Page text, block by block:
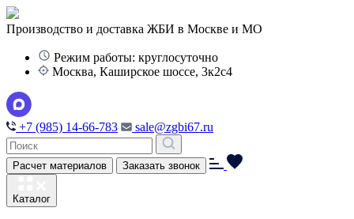
Производство и доставка ЖБИ в Москве и МО
Режим работы: круглосуточно
Москва, Каширское шоссе, 3к2с4
+7 (985) 14-66-783 sale@zgbi67.ru
Расчет материалов Заказать звонок
Каталог